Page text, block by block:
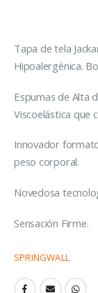
Tapa de tela
Hipoalergénica.
Espumas de Alta
Viscoelástica que
Innovador
peso corporal.
Novedosa
Sensación Firme.
SPRINGWALL